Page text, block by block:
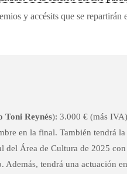
y accésits que se repartirán
Toni Reynés): 3.000 € (más
en la final. También tendrá
del Área de Cultura de 2025
Además, tendrá una actuación